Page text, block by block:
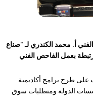
أ. محمد الكندري لـ "صناع
بعمل الفاحص الفني
على طرح برامج أكاديمية
الدولة ومتطلبات سوق